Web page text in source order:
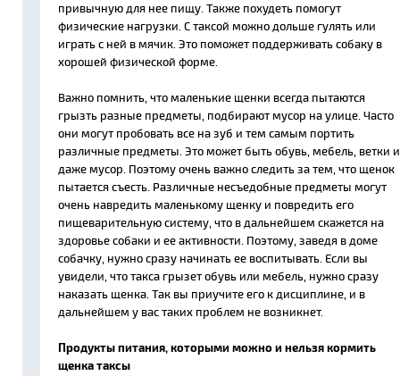
привычную для нее пищу. Также похудеть помогут
физические нагрузки. С таксой можно дольше гулять или
играть с ней в мячик. Это поможет поддерживать собаку в
хорошей физической форме.
Важно помнить, что маленькие щенки всегда пытаются
грызть разные предметы, подбирают мусор на улице. Часто
они могут пробовать все на зуб и тем самым портить
различные предметы. Это может быть обувь, мебель, ветки и
даже мусор. Поэтому очень важно следить за тем, что щенок
пытается съесть. Различные несъедобные предметы могут
очень навредить маленькому щенку и повредить его
пищеварительную систему, что в дальнейшем скажется на
здоровье собаки и ее активности. Поэтому, заведя в доме
собачку, нужно сразу начинать ее воспитывать. Если вы
увидели, что такса грызет обувь или мебель, нужно сразу
наказать щенка. Так вы приучите его к дисциплине, и в
дальнейшем у вас таких проблем не возникнет.
Продукты питания, которыми можно и нельзя кормить
щенка таксы